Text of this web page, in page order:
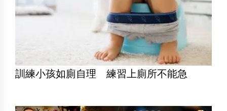
訓練小孩如廁自理 練習上廁所不能急